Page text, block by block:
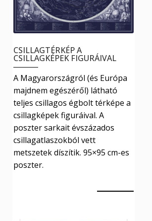
CSILLAGTÉRKÉP A
CSILLAGKÉPEK FIGURÁIVAL
A Magyarországról (és Európa
majdnem egészéről) látható
teljes csillagos égbolt térképe a
csillagképek figuráival. A
poszter sarkait évszázados
csillagatlaszokból vett
metszetek díszítik. 95×95 cm-es
poszter.